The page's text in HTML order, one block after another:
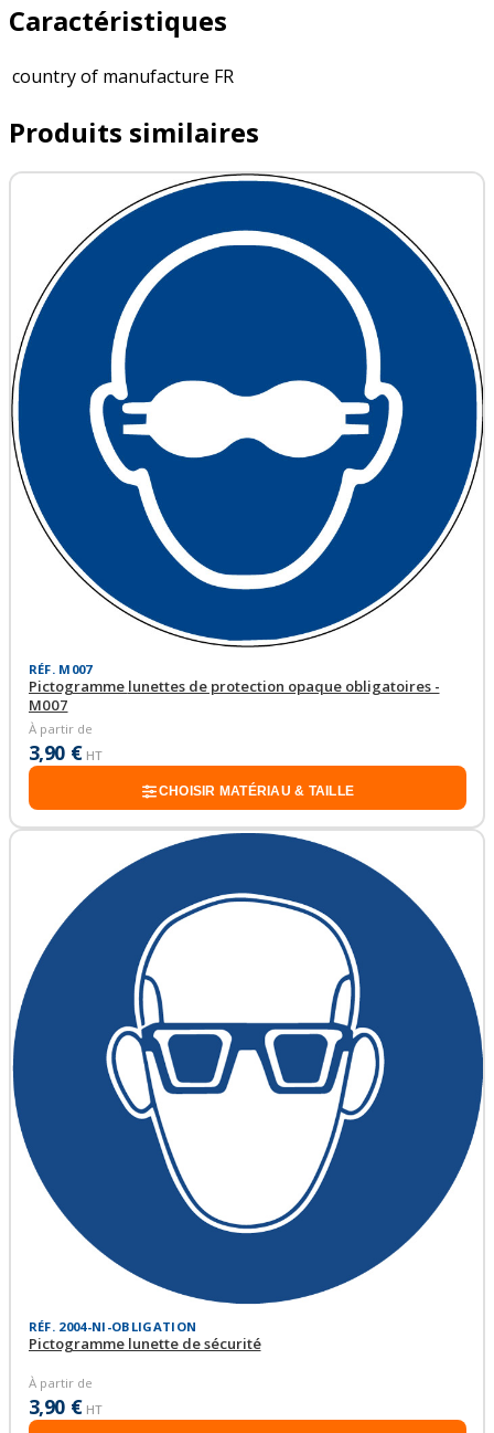
Caractéristiques
country of manufacture FR
Produits similaires
RÉF. M007
Pictogramme lunettes de protection opaque obligatoires -
M007
À partir de
3,90 € HT
CHOISIR MATÉRIAU & TAILLE
RÉF. 2004-NI-OBLIGATION
Pictogramme lunette de sécurité
À partir de
3,90 € HT